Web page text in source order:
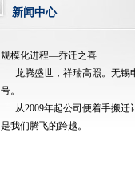
新闻中心
规模化进程—乔迁之喜
龙腾盛世，祥瑞高照。无
号。
从2009年起公司便着手搬
是我们腾飞的跨越。